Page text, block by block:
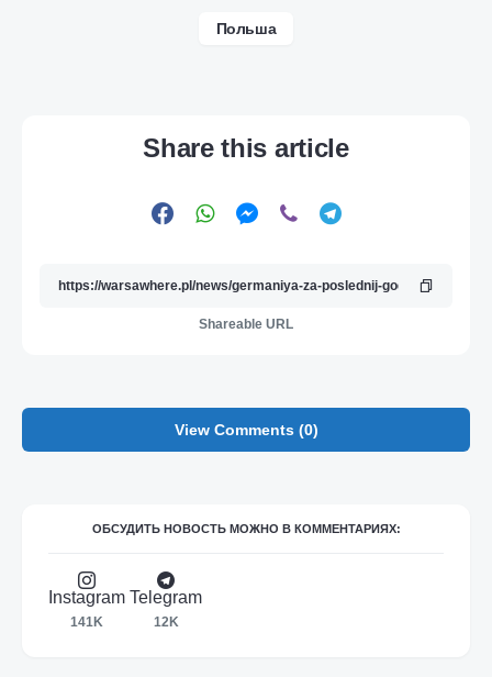
Польша
Share this article
Shareable URL
View Comments (0)
ОБСУДИТЬ НОВОСТЬ МОЖНО В КОММЕНТАРИЯХ:
Instagram
141K
Telegram
12K